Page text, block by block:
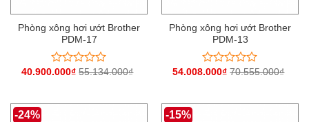
Phòng xông hơi ướt Brother
PDM-17
Được
0
40.900.000₫ 55.134.000₫
Phòng xông hơi ướt Brother
PDM-13
Được
0
54.008.000₫ 70.555.000₫
-24% -15%